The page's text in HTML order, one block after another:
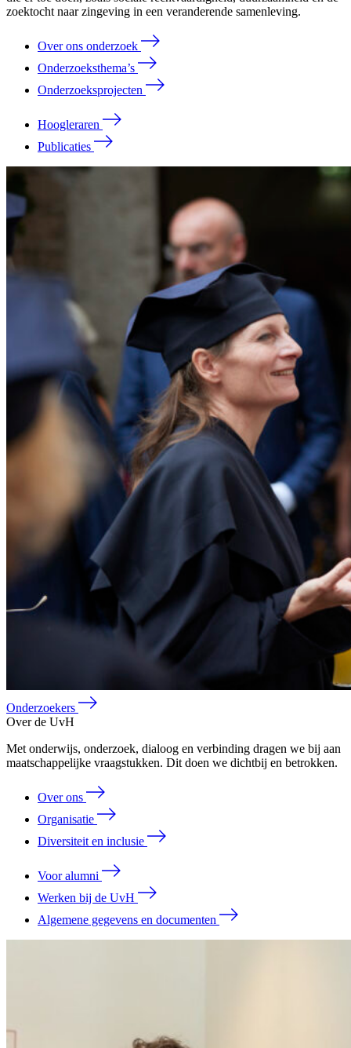
zoektocht naar zingeving in een veranderende samenleving.
Over ons onderzoek
Onderzoeksthema’s
Onderzoeksprojecten
Hoogleraren
Publicaties
Onderzoekers
Over de UvH
Met onderwijs, onderzoek, dialoog en verbinding dragen we bij aan
maatschappelijke vraagstukken. Dit doen we dichtbij en betrokken.
Over ons
Organisatie
Diversiteit en inclusie
Voor alumni
Werken bij de UvH
Algemene gegevens en documenten